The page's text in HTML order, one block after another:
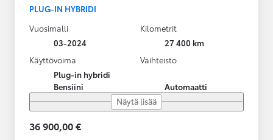
PLUG-IN HYBRIDI
Vuosimalli
03-2024
Kilometrit
27 400 km
Käyttövoima
Plug-in hybridi
Bensiini
Vaihteisto
Automaatti
Näytä lisää
36 900,00 €